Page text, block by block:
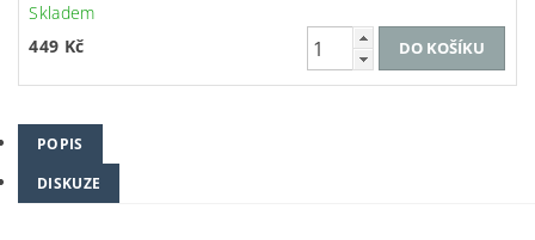
Skladem
449 Kč
POPIS
DISKUZE